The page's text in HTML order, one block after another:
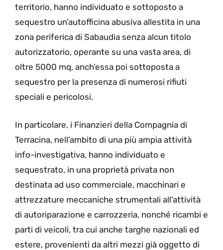
territorio, hanno individuato e sottoposto a
sequestro un’autofficina abusiva allestita in una
zona periferica di Sabaudia senza alcun titolo
autorizzatorio, operante su una vasta area, di
oltre 5000 mq, anch’essa poi sottoposta a
sequestro per la presenza di numerosi rifiuti
speciali e pericolosi.
In particolare, i Finanzieri della Compagnia di
Terracina, nell’ambito di una più ampia attività
info-investigativa, hanno individuato e
sequestrato, in una proprietà privata non
destinata ad uso commerciale, macchinari e
attrezzature meccaniche strumentali all’attività
di autoriparazione e carrozzeria, nonché ricambi e
parti di veicoli, tra cui anche targhe nazionali ed
estere, provenienti da altri mezzi già oggetto di